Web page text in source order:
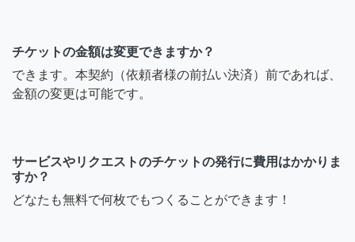
チケットの金額は変更できますか？
できます。本契約（依頼者様の前払い決済）前であれば、
金額の変更は可能です。
サービスやリクエストのチケットの発行に費用はかかりま
すか？
どなたも無料で何枚でもつくることができます！